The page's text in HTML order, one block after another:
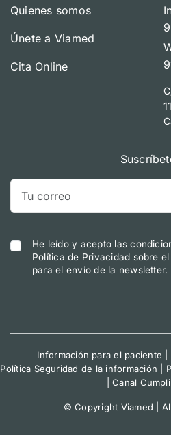
Quienes somos
Únete a Viamed
Cita Online
He leído y acepto las
Política de Privacidad sobre
para el envío de la newsletter.
Información para el paciente
Política Seguridad de la información
|Canal
© Copyright Viamed |